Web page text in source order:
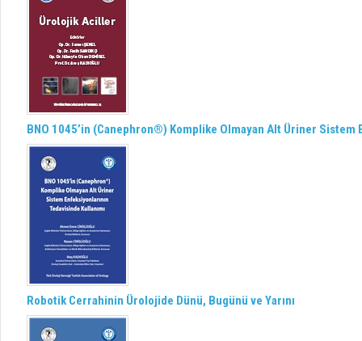
BNO 1045’in (Canephron®) Komplike Olmayan Alt Üriner Sistem
Robotik Cerrahinin Ürolojide Dünü, Bugünü ve Yarını